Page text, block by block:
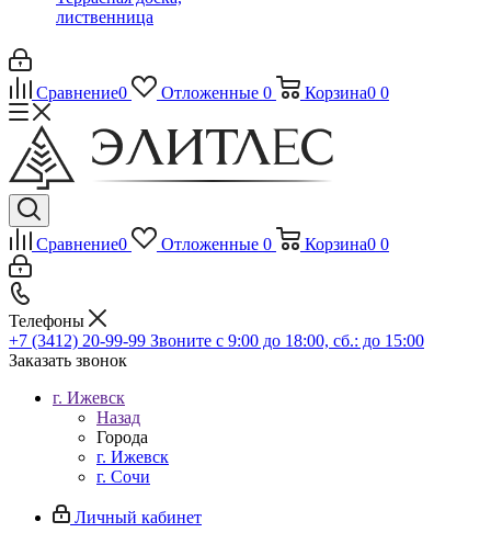
лиственница
Сравнение0 Отложенные 0 Корзина0 0
Сравнение0 Отложенные 0 Корзина0 0
Телефоны
+7 (3412) 20-99-99 Звоните с 9:00 до 18:00, сб.: до 15:00
Заказать звонок
г. Ижевск
Назад
Города
г. Ижевск
г. Сочи
Личный кабинет